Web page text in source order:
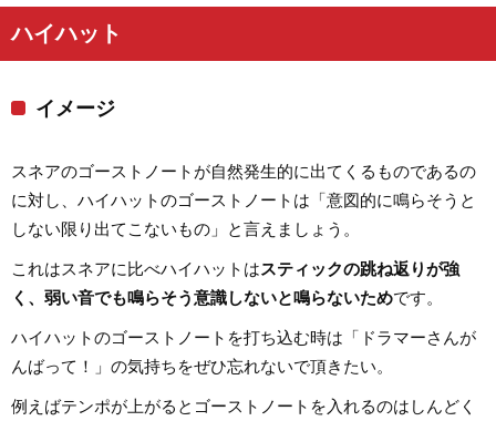
ハイハット
イメージ
スネアのゴーストノートが自然発生的に出てくるものであるの
に対し、ハイハットのゴーストノートは「意図的に鳴らそうと
しない限り出てこないもの」と言えましょう。
これはスネアに比べハイハットはスティックの跳ね返りが強
く、弱い音でも鳴らそう意識しないと鳴らないためです。
ハイハットのゴーストノートを打ち込む時は「ドラマーさんが
んばって！」の気持ちをぜひ忘れないで頂きたい。
例えばテンポが上がるとゴーストノートを入れるのはしんどく